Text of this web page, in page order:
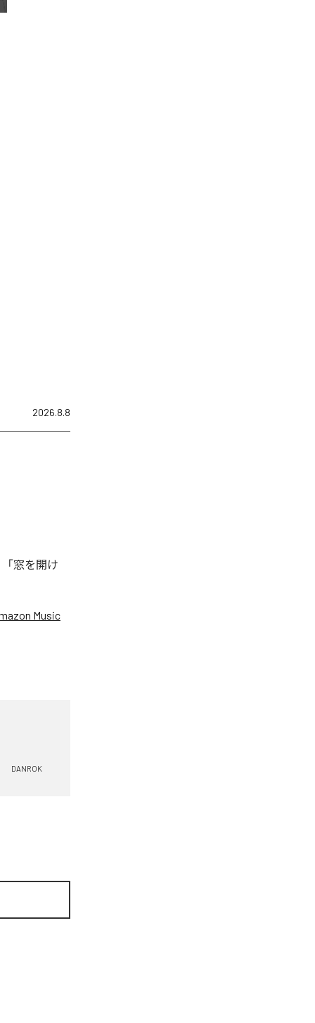
2026.8.8
「窓を開け
Music
DANROK